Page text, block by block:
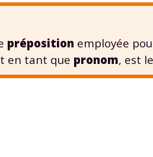
préposition employée
en tant que pronom, est